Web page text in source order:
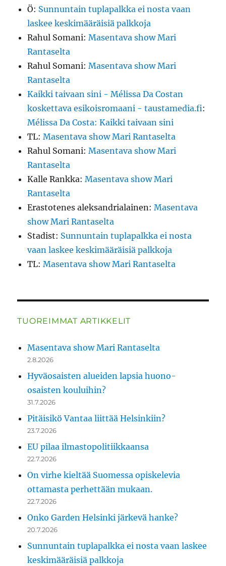
Ö: Sunnuntain tuplapalkka ei nosta vaan
laskee keskimääräisiä palkkoja
Rahul Somani:Masentava show Mari
Rantaselta
Rahul Somani:Masentava show Mari
Rantaselta
Kaikki taivaan sini - Mélissa Da Costan
koskettava esikoisromaani - taustamedia.fi:
Mélissa Da Costa: Kaikki taivaan sini
TL:Masentava show Mari Rantaselta
Rahul Somani:Masentava show Mari
Rantaselta
Kalle Rankka:Masentava show Mari
Rantaselta
Erastotenes aleksandrialainen:Masentava
show Mari Rantaselta
Stadist: Sunnuntain tuplapalkka ei nosta
vaan laskee keskimääräisiä palkkoja
TL:Masentava show Mari Rantaselta
TUOREIMMAT ARTIKKELIT
Masentava show Mari Rantaselta
2.8.2026
Hyväosaisten alueiden lapsia huono-
osaisten kouluihin?
31.7.2026
Pitäisikö Vantaa liittää Helsinkiin?
23.7.2026
EU pilaa ilmastopolitiikkaansa
22.7.2026
On virhe kieltää Suomessa opiskelevia
ottamasta perhettään mukaan.
22.7.2026
Onko Garden Helsinki järkevä hanke?
20.7.2026
Sunnuntain tuplapalkka ei nosta vaan laskee
keskimääräisiä palkkoja